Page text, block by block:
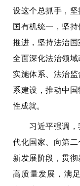
设这个总抓手，
国有机统一，坚
推进，坚持法治国
全面深化法治领
实施体系、法治
系建设，推动中
性成就。
习近平强调，
代化国家、向第
新发展阶段，贯
高质量发展，满